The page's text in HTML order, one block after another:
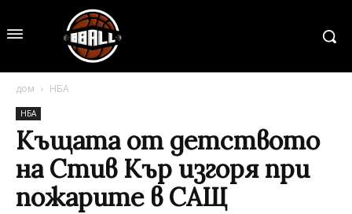
дом НБА
НБА
Къщата от детството
на Стив Кър изгоря при
пожарите в САЩ